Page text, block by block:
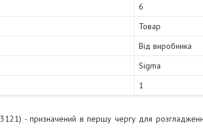
6
Товар
Від виробника
Sigma
1
- призначений в першу чергу для